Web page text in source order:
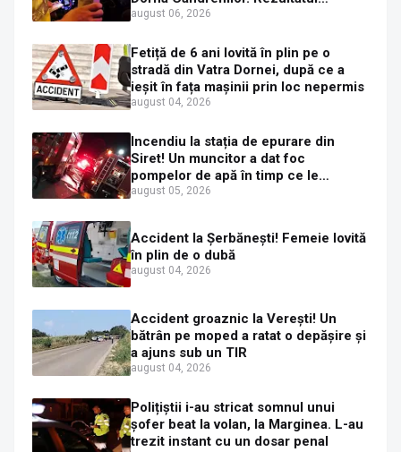
etilotestului: 1,59 mg/l alcool pur în
august 06, 2026
Fetiță de 6 ani lovită în plin pe o
stradă din Vatra Dornei, după ce a
ieșit în fața mașinii prin loc nepermis
august 04, 2026
Incendiu la stația de epurare din
Siret! Un muncitor a dat foc
pompelor de apă în timp ce le
alimenta cu combustibil
august 05, 2026
Accident la Șerbănești! Femeie lovită
în plin de o dubă
august 04, 2026
Accident groaznic la Verești! Un
bătrân pe moped a ratat o depășire și
a ajuns sub un TIR
august 04, 2026
Polițiștii i-au stricat somnul unui
șofer beat la volan, la Marginea. L-au
trezit instant cu un dosar penal